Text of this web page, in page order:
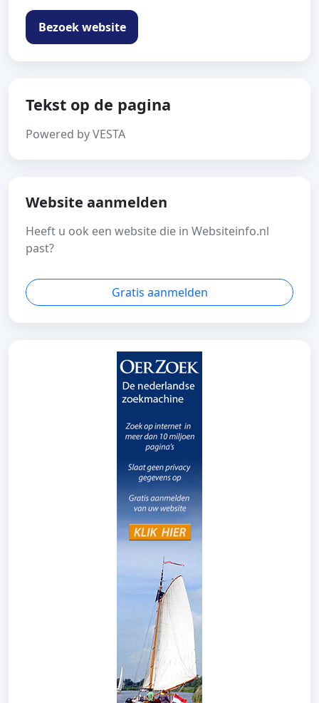
Bezoek website
Tekst op de pagina
Powered by VESTA
Website aanmelden
Heeft u ook een website die in Websiteinfo.nl
past?
Gratis aanmelden